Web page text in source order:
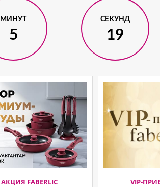
МИНУТ
5
СЕКУНД
18
АКЦИЯ FABERLIC VIP-